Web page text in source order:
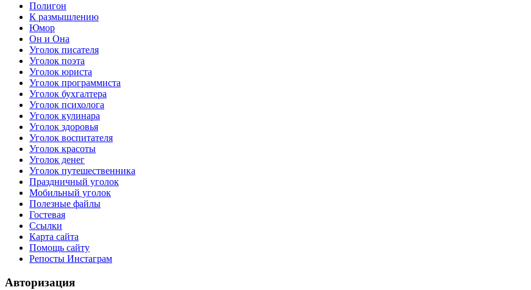
Полигон
К размышлению
Юмор
Он и Она
Уголок писателя
Уголок поэта
Уголок юриста
Уголок программиста
Уголок бухгалтера
Уголок психолога
Уголок кулинара
Уголок здоровья
Уголок воспитателя
Уголок красоты
Уголок денег
Уголок путешественника
Праздничный уголок
Мобильный уголок
Полезные файлы
Гостевая
Ссылки
Карта сайта
Помощь сайту
Репосты Инстаграм
Авторизация